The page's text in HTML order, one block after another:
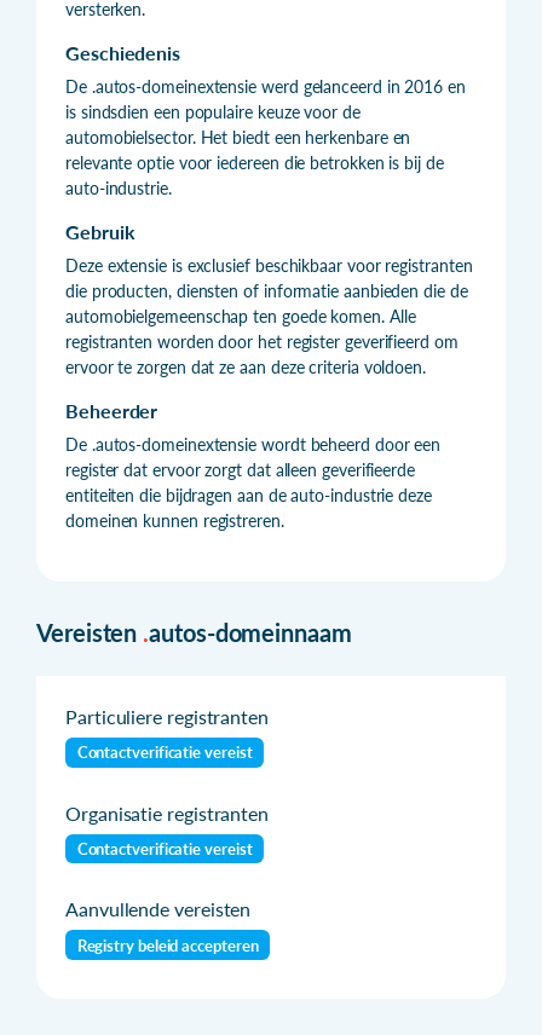
versterken.
Geschiedenis
De .autos-domeinextensie werd gelanceerd in 2016 en
is sindsdien een populaire keuze voor de
automobielsector. Het biedt een herkenbare en
relevante optie voor iedereen die betrokken is bij de
auto-industrie.
Gebruik
Deze extensie is exclusief beschikbaar voor registranten
die producten, diensten of informatie aanbieden die de
automobielgemeenschap ten goede komen. Alle
registranten worden door het register geverifieerd om
ervoor te zorgen dat ze aan deze criteria voldoen.
Beheerder
De .autos-domeinextensie wordt beheerd door een
register dat ervoor zorgt dat alleen geverifieerde
entiteiten die bijdragen aan de auto-industrie deze
domeinen kunnen registreren.
Vereisten .autos-domeinnaam
Particuliere registranten
Contactverificatie vereist
Organisatie registranten
Contactverificatie vereist
Aanvullende vereisten
Registry beleid accepteren